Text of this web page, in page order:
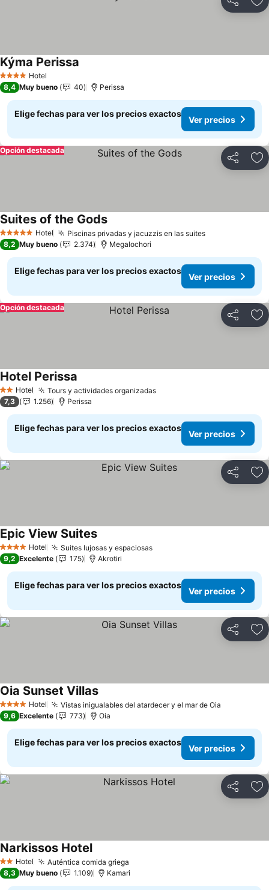
Compartir
4 EstrellasHotel
Kýma Perissa
8,4 Muy bueno 40 Perissa
Elige fechas para ver los precios exactos
Ver precios
Compartir
Opción destacada
5 Estrellas Hotel Piscinas privadas y jacuzzis en las suitesVer precios
Suites of the GodsVer precios
8,2 Muy bueno 2.374 Megalochori
Elige fechas para ver los precios exactos
Ver precios
Compartir
Opción destacada
2 Estrellas
Hotel Tours y actividades organizadasVer precios
Hotel Perissa
7,3 1.256 Perissa
Elige fechas para ver los precios exactos
Ver precios
Compartir
4 EstrellasHotel Suites lujosas y espaciosasVer precios
Epic View SuitesVer precios
9,2 Excelente 175 Akrotiri
Elige fechas para ver los precios exactos
Ver precios
Compartir
4 EstrellasHotel Vistas inigualables del atardecer y el mar de Oia
Oia Sunset VillasVer precios
9,6 Excelente 773 Oia
Elige fechas para ver los precios exactos
Ver precios
Compartir
2 Estrellas
Hotel Auténtica comida griega
Narkissos HotelVer precios
8,3 Muy bueno 1.109 Kamari